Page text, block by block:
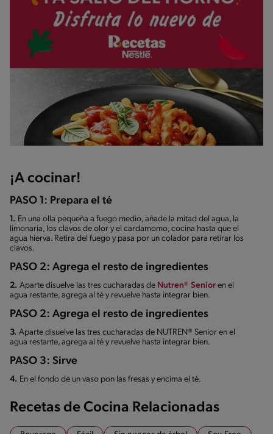
¡A cocinar!
PASO 1: Prepara el té
1. En una olla pequeña a fuego medio, añade la mitad del agua, la
limonaria, los clavos de olor y el cardamomo, cocina hasta que el
agua hierva. Retira del fuego y pasa por un colador para retirar los
clavos.
PASO 2: Agrega el resto de ingredientes
2. Aparte disuelve las tres cucharadas de Nutren® Senior en el
agua restante, agrega al té y revuelve hasta integrar bien.
PASO 2: Agrega el resto de ingredientes
3. Aparte disuelve las tres cucharadas de NUTREN® Senior en el
agua restante, agrega al té y revuelve hasta integrar bien.
PASO 3: Sirve
4. En el fondo de un vaso pon las fresas y encima el té.
Recetas de Cocina Relacionadas